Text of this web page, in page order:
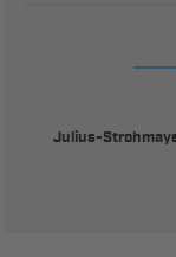
Julius-